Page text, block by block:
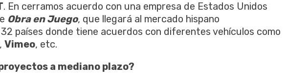
. En cerramos acuerdo con una empresa de Estados Unidos
Obra en Juego, que llegará al mercado hispano
países donde tiene acuerdos con diferentes vehículos como
, Vimeo, etc.
a mediano plazo?